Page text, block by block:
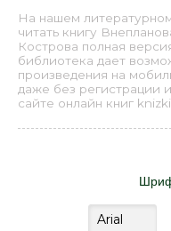
На нашем
читать книгу
Кострова полная
библиотека дает
произведения на
даже без регистрации
сайте онлайн книг